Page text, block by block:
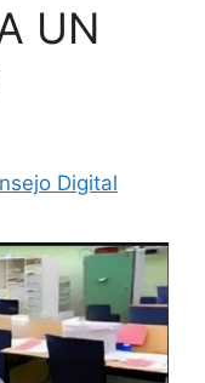
UN
Digital